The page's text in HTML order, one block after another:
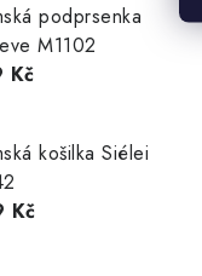
podprsenka
M1102
Kč
košilka Siélei
Kč